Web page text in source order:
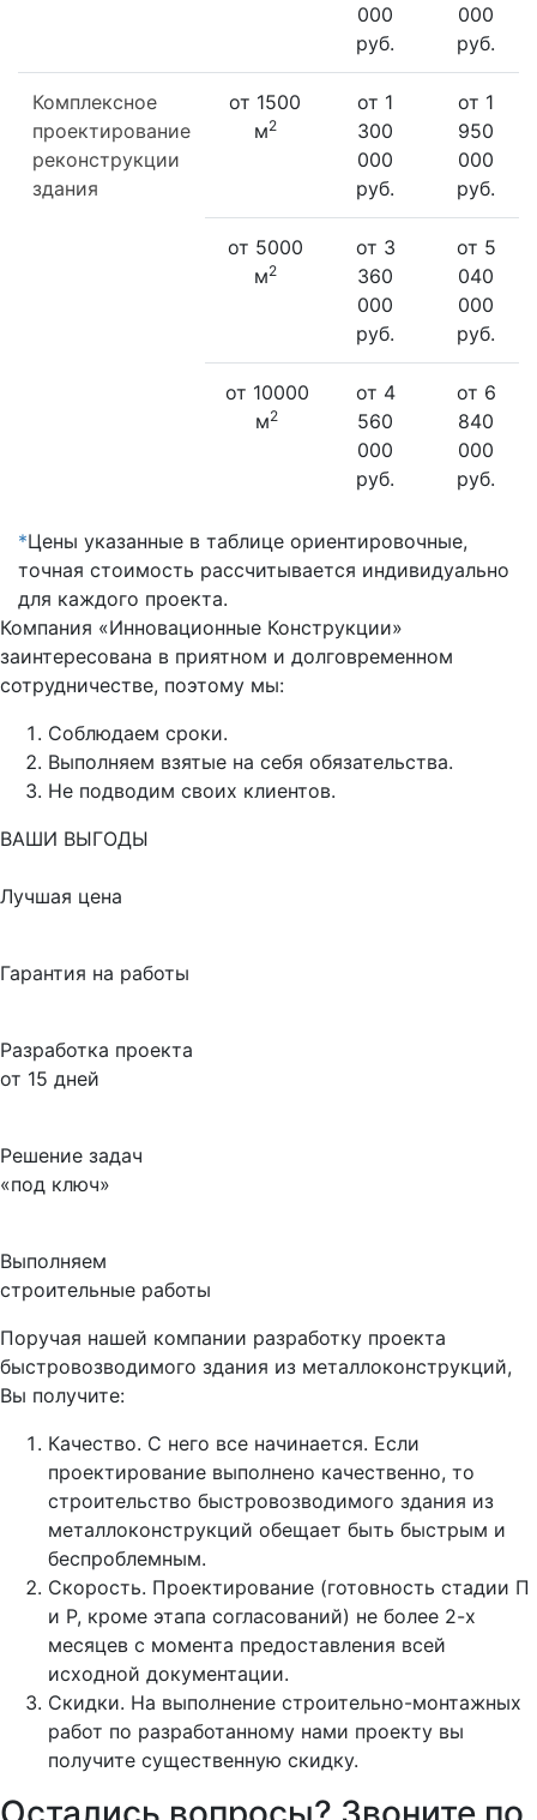
000
руб.
000
руб.
Комплексное
проектирование
реконструкции
здания
от 1500
м2
от 1
300
000
руб.
от 1
950
000
руб.
от 5000
м2
от 3
360
000
руб.
от 5
040
000
руб.
от 10000
м2
от 4
560
000
руб.
от 6
840
000
руб.
*Цены указанные в таблице ориентировочные,
точная стоимость рассчитывается индивидуально
для каждого проекта.
Компания «Инновационные Конструкции»
заинтересована в приятном и долговременном
сотрудничестве, поэтому мы:
Соблюдаем сроки.
Выполняем взятые на себя обязательства.
Не подводим своих клиентов.
ВАШИ ВЫГОДЫ
Лучшая цена
Гарантия на работы
Разработка проекта
от 15 дней
Решение задач
«под ключ»
Выполняем
строительные работы
Поручая нашей компании разработку проекта
быстровозводимого здания из металлоконструкций,
Вы получите:
Качество. С него все начинается. Если
проектирование выполнено качественно, то
строительство быстровозводимого здания из
металлоконструкций обещает быть быстрым и
беспроблемным.
Скорость. Проектирование (готовность стадии П
и Р, кроме этапа согласований) не более 2-х
месяцев с момента предоставления всей
исходной документации.
Скидки. На выполнение строительно-монтажных
работ по разработанному нами проекту вы
получите существенную скидку.